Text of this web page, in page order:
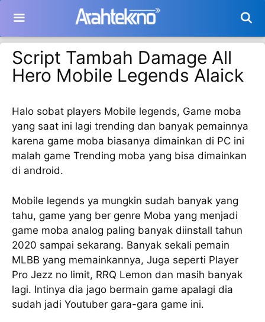
isi
Script Tambah Damage All
Hero Mobile Legends Alaick
Halo sobat players Mobile legends, Game moba
yang saat ini lagi trending dan banyak pemainnya
karena game moba biasanya dimainkan di PC ini
malah game Trending moba yang bisa dimainkan
di android.
Mobile legends ya mungkin sudah banyak yang
tahu, game yang ber genre Moba yang menjadi
game moba analog paling banyak diinstall tahun
2020 sampai sekarang. Banyak sekali pemain
MLBB yang memainkannya, Juga seperti Player
Pro Jezz no limit, RRQ Lemon dan masih banyak
lagi. Intinya dia jago bermain game apalagi dia
sudah jadi Youtuber gara-gara game ini.